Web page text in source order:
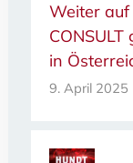
Weiter auf
in
9. April 2025